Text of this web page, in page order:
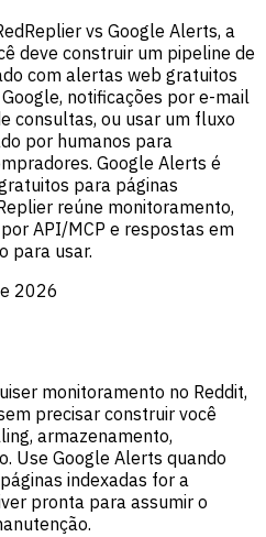
vs Google Alerts, a
deve construir um pipeline de
com alertas web gratuitos
notificações por e-mail
consultas, ou usar um fluxo
por humanos para
Google Alerts é
para páginas
reúne monitoramento,
API/MCP e respostas em
para usar.
2026
monitoramento no Reddit,
precisar construir você
armazenamento,
Use Google Alerts quando
indexadas for a
pronta para assumir o